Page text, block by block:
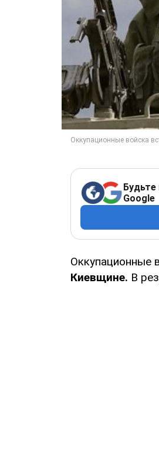
Будьте
Google
Оккупационные
Киевщине. В